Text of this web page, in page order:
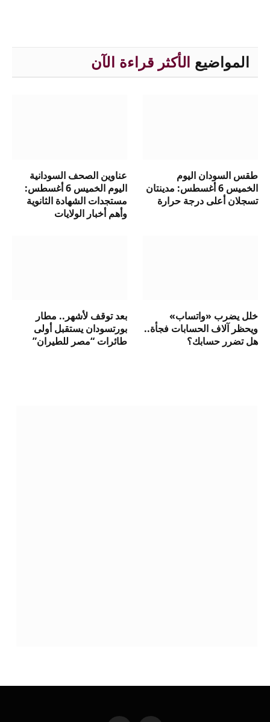
المواضيع الأكثر قراءة الآن
طقس السودان اليوم
الخميس 6 أغسطس: مدينتان
تسجلان أعلى درجة حرارة
عناوين الصحف السودانية
اليوم الخميس 6 أغسطس:
مستجدات الشهادة الثانوية
وأهم أخبار الولايات
خلل يضرب «واتساب»
ويحظر آلاف الحسابات فجأة..
هل تضرر حسابك؟
بعد توقف لأشهر.. مطار
بورتسودان يستقبل أولى
طائرات “مصر للطيران”